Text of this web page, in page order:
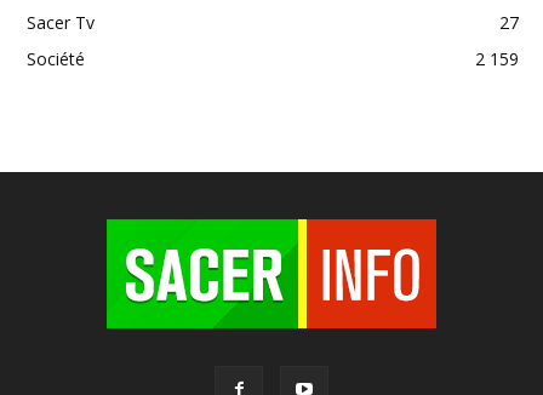
Sacer Tv
27
Société
2 159